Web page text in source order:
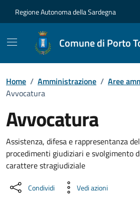
Regione Autonoma della Sardegna
Comune di Porto
Home / Amministrazione / Aree
Avvocatura
Avvocatura
Dettaglio
Assistenza, difesa e rappresentanza
procedimenti giudiziari e svolgimento
carattere stragiudiziale
Condividi Vedi azioni